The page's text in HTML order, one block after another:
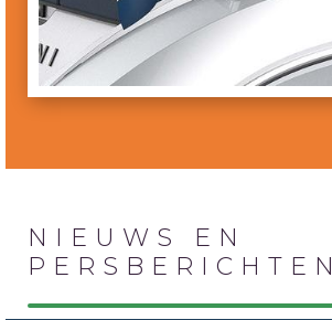
NIEUWS EN
PERSBERICHTEN